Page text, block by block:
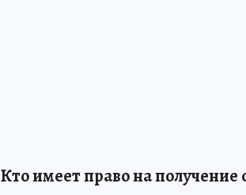
Кто имеет право на получение